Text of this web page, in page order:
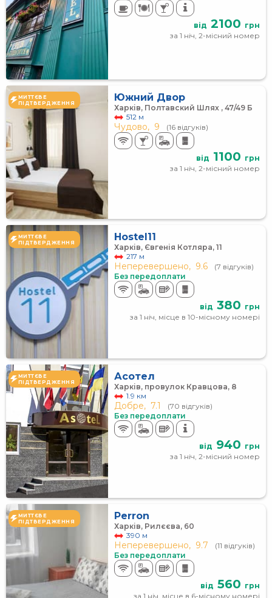
від 2100 грн
за 1 ніч, 2-місний номер
МИТТЄВЕ
ПІДТВЕРДЖЕННЯ
Южний Двор
Харків, Полтавский Шлях , 47/49 Б
512 м
Чудово, 9 (16 відгуків)
від 1100 грн
за 1 ніч, 2-місний номер
МИТТЄВЕ
ПІДТВЕРДЖЕННЯ
Hostel11
Харків, Євгенія Котляра, 11
217 м
Неперевершено, 9.6
(7 відгуків)
Без передоплати
від 380 грн
за 1 ніч, місце в 10-місному номері
МИТТЄВЕ
ПІДТВЕРДЖЕННЯ
Асотел
Харків, провулок Кравцова, 8
1.9 км
Добре, 7.1
(70 відгуків)
Без передоплати
від 940 грн
за 1 ніч, 2-місний номер
МИТТЄВЕ
ПІДТВЕРДЖЕННЯ
Perron
Харків, Рилєєва, 60
390 м
Неперевершено, 9.7
(11 відгуків)
Без передоплати
від 560 грн
за 1 ніч, місце в 6-місному номері